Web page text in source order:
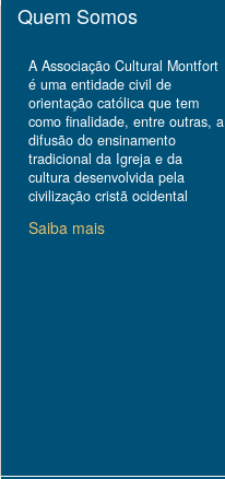
Quem Somos
A Associação Cultural Montfort
é uma entidade civil de
orientação católica que tem
como finalidade, entre outras, a
difusão do ensinamento
tradicional da Igreja e da
cultura desenvolvida pela
civilização cristã ocidental
Saiba mais